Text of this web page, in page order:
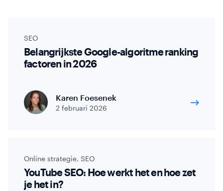
SEO
Belangrijkste Google-algoritme ranking
factoren in 2026
Karen Foesenek
2 februari 2026
Online strategie, SEO
YouTube SEO: Hoe werkt het en hoe zet
je het in?